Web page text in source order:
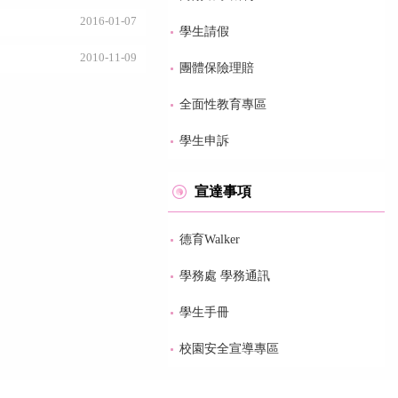
2016-01-07
2010-11-09
學生請假
團體保險理賠
全面性教育專區
學生申訴
宣達事項
德育Walker
學務處 學務通訊
學生手冊
校園安全宣導專區